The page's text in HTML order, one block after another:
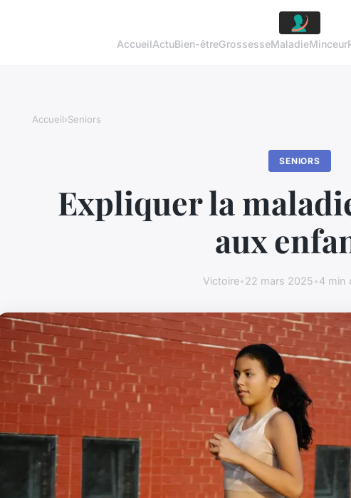
AccueilActuBien-êtreGrossesseMaladieMinceur
Accueil›Seniors
SENIORS
Expliquer la
aux
Victoire•22 mars 2025•4 min